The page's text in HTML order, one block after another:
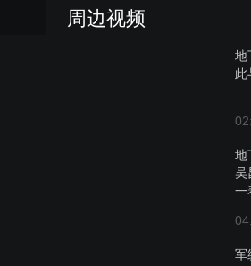
周边视频
地
此
地
吴
一
军